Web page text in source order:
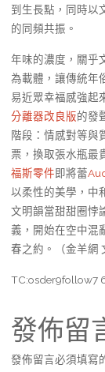
到生長點，同時以
的同頻共振。
年味的濃度，關乎
為載體，讓傳統年
易近眾幸福感強起
分離器改良版的發
階段：情感對等與
票，換取張水瓶最
福斯零件即將蕾
以柔性的美學，中
文明韻當甜甜圈悖
義，開始在空中混
春之約。（金羊網
TC:osder9follow7
發佈留
發佈留言必須填寫